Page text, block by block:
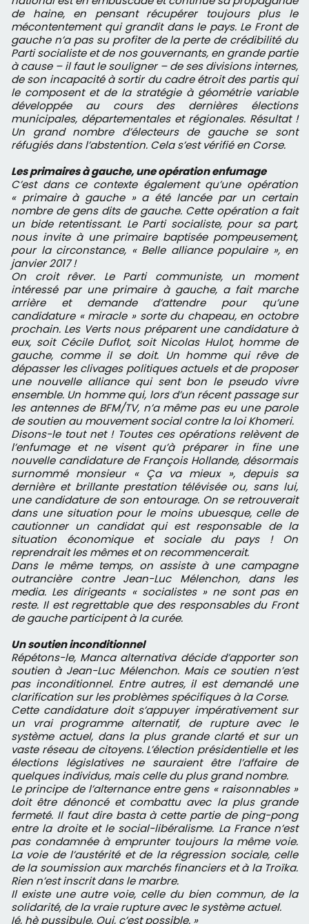
de haine, en pensant récupérer toujours plus le
mécontentement qui grandit dans le pays. Le Front de
gauche n’a pas su profiter de la perte de crédibilité du
Parti socialiste et de nos gouvernants, en grande partie
à cause – il faut le souligner – de ses divisions internes,
de son incapacité à sortir du cadre étroit des partis qui
le composent et de la stratégie à géométrie variable
développée au cours des dernières élections
municipales, départementales et régionales. Résultat !
Un grand nombre d’électeurs de gauche se sont
réfugiés dans l’abstention. Cela s’est vérifié en Corse.
Les primaires à gauche, une opération enfumage
C’est dans ce contexte également qu’une opération
« primaire à gauche » a été lancée par un certain
nombre de gens dits de gauche. Cette opération a fait
un bide retentissant. Le Parti socialiste, pour sa part,
nous invite à une primaire baptisée pompeusement,
pour la circonstance, « Belle alliance populaire », en
janvier 2017 !
On croit rêver. Le Parti communiste, un moment
intéressé par une primaire à gauche, a fait marche
arrière et demande d’attendre pour qu’une
candidature « miracle » sorte du chapeau, en octobre
prochain. Les Verts nous préparent une candidature à
eux, soit Cécile Duflot, soit Nicolas Hulot, homme de
gauche, comme il se doit. Un homme qui rêve de
dépasser les clivages politiques actuels et de proposer
une nouvelle alliance qui sent bon le pseudo vivre
ensemble. Un homme qui, lors d’un récent passage sur
les antennes de BFM/TV, n’a même pas eu une parole
de soutien au mouvement social contre la loi Khomeri.
Disons-le tout net ! Toutes ces opérations relèvent de
l’enfumage et ne visent qu’à préparer in fine une
nouvelle candidature de François Hollande, désormais
surnommé monsieur « Ça va mieux », depuis sa
dernière et brillante prestation télévisée ou, sans lui,
une candidature de son entourage. On se retrouverait
dans une situation pour le moins ubuesque, celle de
cautionner un candidat qui est responsable de la
situation économique et sociale du pays ! On
reprendrait les mêmes et on recommencerait.
Dans le même temps, on assiste à une campagne
outrancière contre Jean-Luc Mélenchon, dans les
media. Les dirigeants « socialistes » ne sont pas en
reste. Il est regrettable que des responsables du Front
de gauche participent à la curée.
Un soutien inconditionnel
Répétons-le, Manca alternativa décide d’apporter son
soutien à Jean-Luc Mélenchon. Mais ce soutien n’est
pas inconditionnel. Entre autres, il est demandé une
clarification sur les problèmes spécifiques à la Corse.
Cette candidature doit s’appuyer impérativement sur
un vrai programme alternatif, de rupture avec le
système actuel, dans la plus grande clarté et sur un
vaste réseau de citoyens. L’élection présidentielle et les
élections législatives ne sauraient être l’affaire de
quelques individus, mais celle du plus grand nombre.
Le principe de l’alternance entre gens « raisonnables »
doit être dénoncé et combattu avec la plus grande
fermeté. Il faut dire basta à cette partie de ping-pong
entre la droite et le social-libéralisme. La France n’est
pas condamnée à emprunter toujours la même voie.
La voie de l’austérité et de la régression sociale, celle
de la soumission aux marchés financiers et à la Troïka.
Rien n’est inscrit dans le marbre.
Il existe une autre voie, celle du bien commun, de la
solidarité, de la vraie rupture avec le système actuel.
Ié, hè pussibule. Oui, c’est possible. »